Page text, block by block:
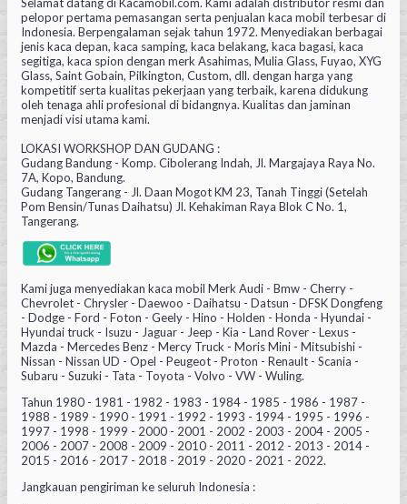
pelopor pertama pemasangan serta penjualan kaca mobil terbesar di
Indonesia. Berpengalaman sejak tahun 1972. Menyediakan berbagai
jenis kaca depan, kaca samping, kaca belakang, kaca bagasi, kaca
segitiga, kaca spion dengan merk Asahimas, Mulia Glass, Fuyao, XYG
Glass, Saint Gobain, Pilkington, Custom, dll. dengan harga yang
kompetitif serta kualitas pekerjaan yang terbaik, karena didukung
oleh tenaga ahli profesional di bidangnya. Kualitas dan jaminan
menjadi visi utama kami.
LOKASI WORKSHOP DAN GUDANG :
Gudang Bandung - Komp. Cibolerang Indah, Jl. Margajaya Raya No.
7A, Kopo, Bandung.
Gudang Tangerang - Jl. Daan Mogot KM 23, Tanah Tinggi (Setelah
Pom Bensin/Tunas Daihatsu) Jl. Kehakiman Raya Blok C No. 1,
Tangerang.
Kami juga menyediakan kaca mobil Merk Audi - Bmw - Cherry -
Chevrolet - Chrysler - Daewoo - Daihatsu - Datsun - DFSK Dongfeng
- Dodge - Ford - Foton - Geely - Hino - Holden - Honda - Hyundai -
Hyundai truck - Isuzu - Jaguar - Jeep - Kia - Land Rover - Lexus -
Mazda - Mercedes Benz - Mercy Truck - Moris Mini - Mitsubishi -
Nissan - Nissan UD - Opel - Peugeot - Proton - Renault - Scania -
Subaru - Suzuki - Tata - Toyota - Volvo - VW - Wuling.
Tahun 1980 - 1981 - 1982 - 1983 - 1984 - 1985 - 1986 - 1987 -
1988 - 1989 - 1990 - 1991 - 1992 - 1993 - 1994 - 1995 - 1996 -
1997 - 1998 - 1999 - 2000 - 2001 - 2002 - 2003 - 2004 - 2005 -
2006 - 2007 - 2008 - 2009 - 2010 - 2011 - 2012 - 2013 - 2014 -
2015 - 2016 - 2017 - 2018 - 2019 - 2020 - 2021 - 2022.
Jangkauan pengiriman ke seluruh Indonesia :